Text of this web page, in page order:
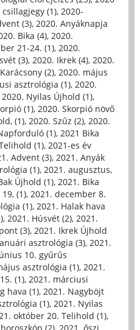
csillagjegy (1), 2020-
(3), 2020. Anyáknapja
Bika (4), 2020.
21-24. (1), 2020.
(3), 2020. Ikrek (4), 2020.
(2), 2020. május
asztrológia (1), 2020.
2020. Nyilas Újhold (1),
(1), 2020. Skorpió növő
(1), 2020. Szűz (2), 2020.
(1), 2021 Bika
(1), 2021-es év
Advent (3), 2021. Anyák
(1), 2021. augusztus,
Újhold (1), 2021. Bika
(1), 2021. december 8.
(1), 2021. Halak hava
, 2021. Húsvét (2), 2021.
(3), 2021. Ikrek Újhold
asztrológia (3), 2021.
10. gyűrűs
asztrológia (1), 2021.
(1), 2021. márciusi
hava (1), 2021. Nagyböjt
(1), 2021. Nyilas
október 20. Telihold (1),